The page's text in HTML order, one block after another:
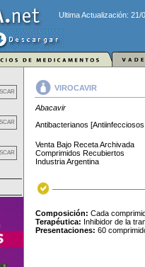
Ultima Actualización: 21/
VIROCAVIR
Abacavir
Antibacterianos
Venta Bajo Receta Archivada
Comprimidos Recubiertos
Industria Argentina
Composición: Cada
Terapéutica: Inhibidor de la
Presentaciones: 60